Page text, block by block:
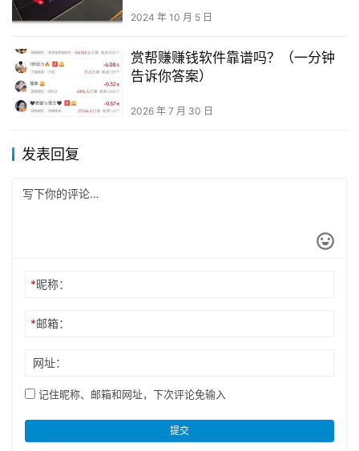
2024 年 10 月 5 日
赏帮赚赚钱软件靠谱吗？（一分钟
告诉你答案）
2026 年 7 月 30 日
发表回复
*昵称：
*邮箱：
网址：
记住昵称、邮箱和网址，下次评论免输入
提交